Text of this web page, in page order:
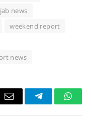
news
weekend report
news
Email Telegram